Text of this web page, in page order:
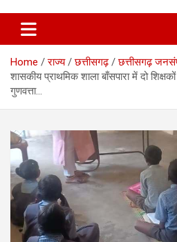
Home राज्य छत्तीसगढ़
छत्तीसगढ़
शासकीय प्राथमिक शाला बाँसपारा में दो
गुणवत्ता…